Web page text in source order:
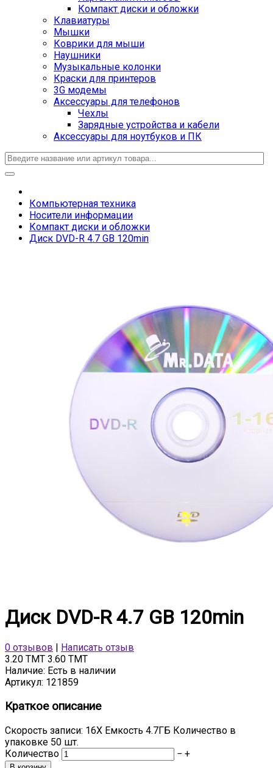
Компакт диски и обложки
Клавиатуры
Мышки
Коврики для мыши
Наушники
Музыкальные колонки
Краски для принтеров
3G модемы
Аксессуары для телефонов
Чехлы
Зарядные устройства и кабели
Аксессуары для ноутбуков и ПК
Компьютерная техника
Носители информации
Компакт диски и обложки
Диск DVD-R 4.7 GB 120min
Диск DVD-R 4.7 GB 120min
0 отзывов
Написать отзыв
3.20 TMT 3.60 TMT
Наличие: Есть в наличии
Артикул: 121859
Краткое описание
Скорость записи: 16X Емкость 4.7ГБ Количество в
упаковке 50 шт.
Количество
− +